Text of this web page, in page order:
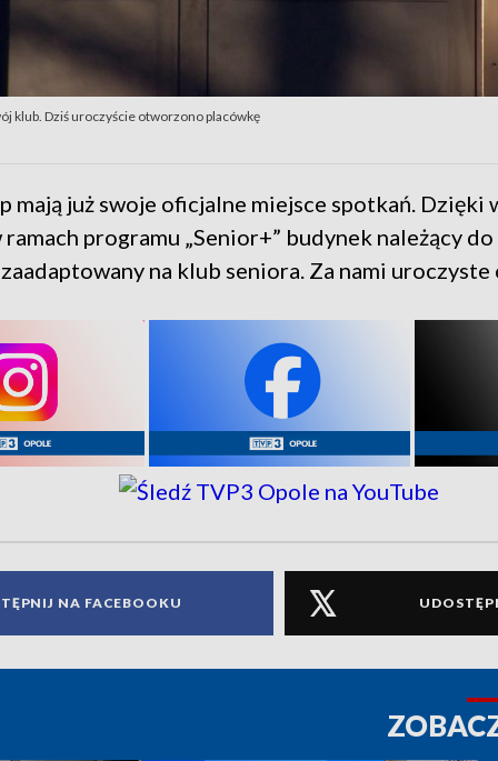
klub. Dziś uroczyście otworzono placówkę
mają już swoje oficjalne miejsce spotkań. Dzięki
programu „Senior+” budynek należący
na klub seniora. Za nami
NA FACEBOOKU